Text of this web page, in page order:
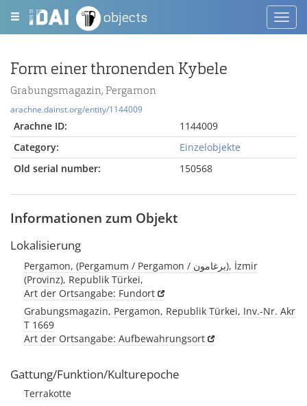
objects
Form einer thronenden Kybele
Grabungsmagazin, Pergamon
arachne.dainst.org/entity/1144009
Arachne ID:
1144009
Category:
Einzelobjekte
Old serial number:
150568
Informationen zum Objekt
Lokalisierung
Pergamon, (Pergamum / Pergamon / برغامون), İzmir
(Provinz), Republik Türkei,
Art der Ortsangabe: Fundort
Grabungsmagazin, Pergamon, Republik Türkei, Inv.-Nr. Akr
T 1669
Art der Ortsangabe: Aufbewahrungsort
Gattung/Funktion/Kulturepoche
Terrakotte